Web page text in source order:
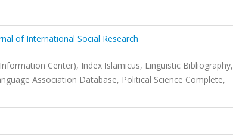
of International Social Research
Center), Index Islamicus, Linguistic Bibliography,
Association Database, Political Science Complete,